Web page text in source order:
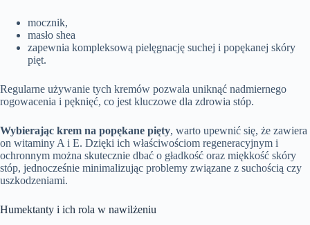
mocznik,
masło shea
zapewnia kompleksową pielęgnację suchej i popękanej skóry
pięt.
Regularne używanie tych kremów pozwala uniknąć nadmiernego
rogowacenia i pęknięć, co jest kluczowe dla zdrowia stóp.
Wybierając krem na popękane pięty, warto upewnić się, że zawiera
on witaminy A i E. Dzięki ich właściwościom regeneracyjnym i
ochronnym można skutecznie dbać o gładkość oraz miękkość skóry
stóp, jednocześnie minimalizując problemy związane z suchością czy
uszkodzeniami.
Humektanty i ich rola w nawilżeniu